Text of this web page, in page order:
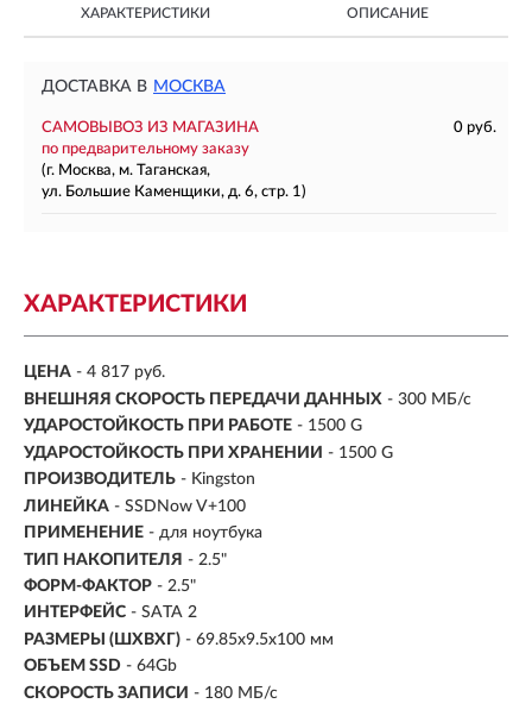
ХАРАКТЕРИСТИКИ ОПИСАНИЕ
ДОСТАВКА В МОСКВА
САМОВЫВОЗ ИЗ МАГАЗИНА
0 руб.
по предварительному заказу
(г. Москва, м. Таганская,
ул. Большие Каменщики, д. 6, стр. 1)
ХАРАКТЕРИСТИКИ
ЦЕНА - 4 817 руб.
ВНЕШНЯЯ СКОРОСТЬ ПЕРЕДАЧИ ДАННЫХ - 300 МБ/с
УДАРОСТОЙКОСТЬ ПРИ РАБОТЕ - 1500 G
УДАРОСТОЙКОСТЬ ПРИ ХРАНЕНИИ - 1500 G
ПРОИЗВОДИТЕЛЬ - Kingston
ЛИНЕЙКА - SSDNow V+100
ПРИМЕНЕНИЕ - для ноутбука
ТИП НАКОПИТЕЛЯ - 2.5"
ФОРМ-ФАКТОР - 2.5"
ИНТЕРФЕЙС - SATA 2
РАЗМЕРЫ (ШXВXГ) - 69.85x9.5x100 мм
ОБЪЕМ SSD - 64Gb
СКОРОСТЬ ЗАПИСИ - 180 МБ/с